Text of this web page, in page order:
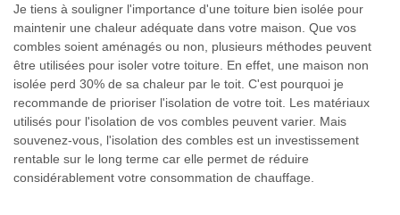
Je tiens à souligner l'importance d'une toiture bien isolée pour
maintenir une chaleur adéquate dans votre maison. Que vos
combles soient aménagés ou non, plusieurs méthodes peuvent
être utilisées pour isoler votre toiture. En effet, une maison non
isolée perd 30% de sa chaleur par le toit. C'est pourquoi je
recommande de prioriser l'isolation de votre toit. Les matériaux
utilisés pour l'isolation de vos combles peuvent varier. Mais
souvenez-vous, l'isolation des combles est un investissement
rentable sur le long terme car elle permet de réduire
considérablement votre consommation de chauffage.